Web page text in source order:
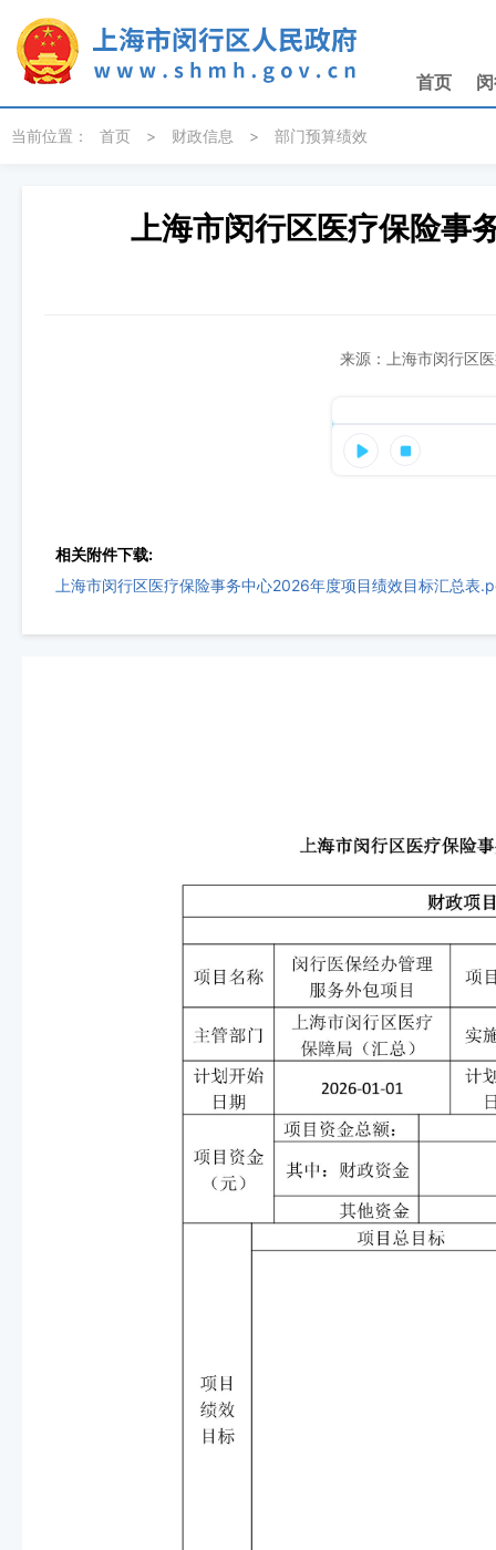
首页
当前位置： 首页 > 财政信息 > 部门预算绩效
上海市闵行区医疗保险事
来源：上海市闵行区
相关附件下载:
上海市闵行区医疗保险事务中心2026年度项目绩效目标汇总表